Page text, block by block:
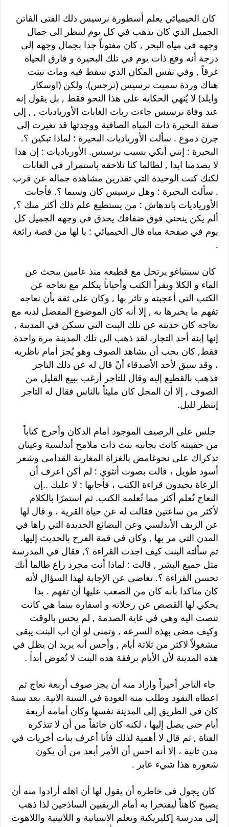
كان الخيميائي يعلم أسطورة نرسيس ذلك الفتى الفاتن
الجميل الذي كان يذهب في كل يوم لينظر الى جمال
وجهه في مياه البحر , كان مفتوناً جدا بجمال وجهه إلى
درجة أنه وقع ذات يوم في تلك البحيرة و فارق الحياة
غرقاً , وفي نفس المكان الذي سقط فيه ومات نبتت
هناك وردة سميت نرسيس (نرجس). ولكن (اوسكار
وايلد) لا يُنهي الحكاية على هذا النحو فقط , بل يقول إنه
عند وفاة نرسيس جاءت ربات الغابات الأورياديات , , إلى
ضفة البحيرة ذات المياه الصافية ووجدتها قد تغيرت إلى
جرن دموع . سألت الأورياديات البحيرة : لماذا تبكين ؟.
البحيرة : إنني أبكي بسبب نرسيس. الأورياديات : إن هذا
لا يصدمنا ابدا , لطالما كنا نلاحقه باستمرار في الغابات
لكنك كنت الوحيدة التي تقدرين مشاهدة جماله عن قرب
. سألت البحيرة : وهل نرسيس كان وسيما ؟. فأجابت
الأورياديات باندهاش : من يستطيع علم ذلك أكثر منك ؟,
ألم يكن ينحني فوق ضفافك يحدق في وجهه الجميل كل
يوم في صفحة مياه قال الخيميائي : يا لها من قصة رائعة
.
كان سينتياغو يرتحل مع قطيعه منذ عامين يبحث عن
الماء و الكلا ويقرأ الكتب وأحياناً يتكلم مع نعاجه عن
الكتب التي أعجبته و تاثر بها , وكان على ثقة بأن نعاجه
تفهم ما يخبرها به , إلا أنه كان الموضوع المفضل لديه مع
نعاجه كان حديثه عن تلك البنت التي تسكن في المدينة ,
إنها إبنة أحد التجار. لقد ذهب الى تلك المدينة مرة واحدة
فقط, كان يحب أن يشاهد الصوف وهو يُجز أمام ناظريه
، وقد سبق لأحد الأصدقاء أنْ قال له عن ذلك التاجر
فذهب بالقطيع إليه وقال للتاجر أرغب ببيع القليل من
الصوف , إلا أن المحل كان مليئاً بالناس فقال له التاجر
إنتظر لليل.
جلس على الرصيف الموجود امام الدكان وأخرج كتاباً
من حقيبته كانت بجانبه بنت ذات ملامح أندلسية وعينان
تذكراك على نحوغامض بالغزاة المغاربة القدامى وشعر
أسود طويل ، قالت بصوت أنثوي : لم أكن اعرف أن
الرعاة يجيدون قراءة الكتب ، فأجابها : لا عليك ..إن
النعاج تُعلم أكثر مما تُعلمه الكتب. ثم استمرّا بالكلام
لأكثر من ساعتين فقالت له عن حياة القرية ، و قال لها
عن الريف الأندلسي وعن البضائع الجديدة التي راها في
المدن التي مر بها , وكان في قمة الفرح بالحديث إليها.
ثم سألته البنت كيف اجدت القراءة ؟, فقال في المدرسة
مثل جميع البشر , قالت : لماذا أنت مجرد راع طالما أنك
تحسن القراءة ؟. تغاضى عن الإجابة لهذا السؤال لأنه
كان متاكدا بأنه كان من الصعب عليها أن تفهم . بدا
يحكي لها القصص عن رحلاته و اسفاره بينما هي كانت
تنصت اليه وهي في غاية الصدمة , لم يحس بالوقت
وكيف مضى بهذه السرعة , وتمنى لو أن اب البنت يبقى
مشغولاً لاكثر من ثلاثة أيام , وأحس أنه يريد ان يظل في
هذه المدينة لأن الأيام برفقة هذه البنت لا تُعوض أبداً .
جاء التاجر أخيراً واراد منه أن يجز صوف أربعة نعاج ثم
اعطاه النقود وطلب منه العودة في السنة الاتية. بعد سنة
كان في الطريق إلى المدينة نفسها وكان أمامه أربعة
أيام حتى يصل إليها ، لكنه كان خائفاً من أن لا تتذكره
الفتاة , ثم قال لا أهمية لذلك فأنا أعرف بنات أخريات في
مدن ثانية ، إلا أنه احس أن الأمر أبعد من أن يكون
شعوره هذا شيء عابر .
كان يجول فى خاطره أن يقول لها أن اهله أرادوا منه أن
يصبح كاهناً ليفتخرا به أمام الريفيين الساذجين لذا ذهب
إلى مدرسة إكليريكية وتعلم الاسبانية و اللاتينية واللاهوت